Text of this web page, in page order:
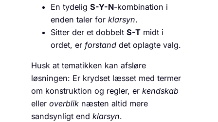
En tydelig S-Y-N-kombination i
enden taler for klarsyn.
Sitter der et dobbelt S-T midt i
ordet, er forstand det oplagte valg.
Husk at tematikken kan afsløre
løsningen: Er krydset læsset med termer
om konstruktion og regler, er kendskab
eller overblik næsten altid mere
sandsynligt end klarsyn.